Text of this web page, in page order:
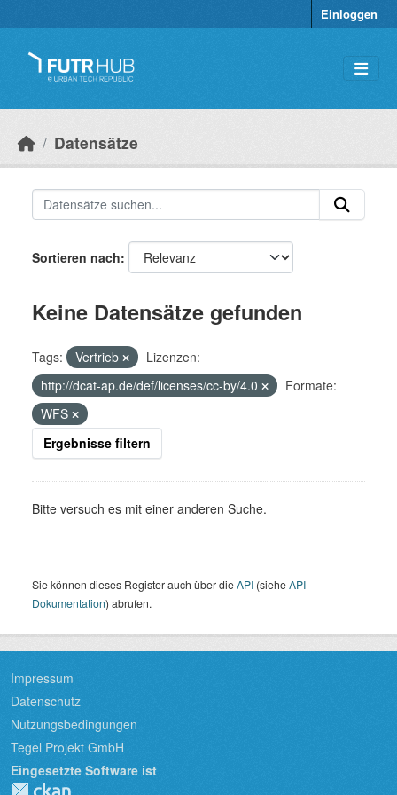
Einloggen
Datensätze
Sortieren nach
Keine Datensätze gefunden
Tags: Vertrieb
Lizenzen:
http://dcat-ap.de/def/licenses/cc-by/4.0
Formate:
WFS
Ergebnisse filtern
Bitte versuch es mit einer anderen Suche.
Sie können dieses Register auch über dieAPI (sieheAPI-
Dokumentation) abrufen.
Impressum
Datenschutz
Nutzungsbedingungen
Tegel Projekt GmbH
Eingesetzte Software ist